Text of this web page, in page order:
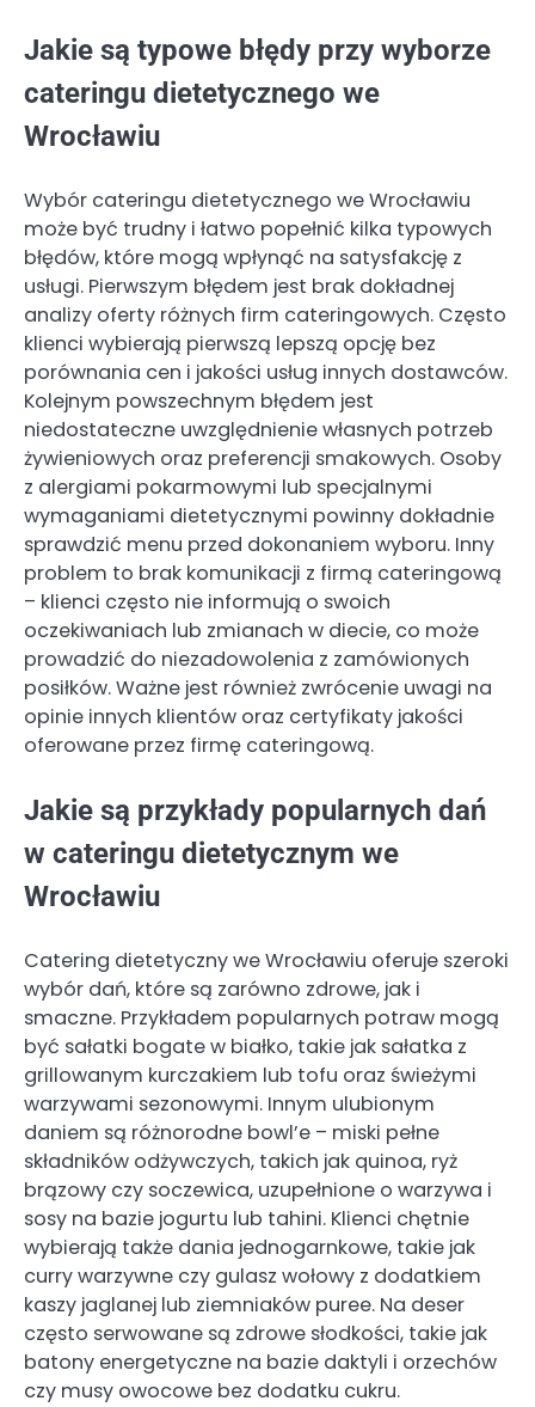
Jakie są typowe błędy przy wyborze
cateringu dietetycznego we
Wrocławiu
Wybór cateringu dietetycznego we Wrocławiu
może być trudny i łatwo popełnić kilka typowych
błędów, które mogą wpłynąć na satysfakcję z
usługi. Pierwszym błędem jest brak dokładnej
analizy oferty różnych firm cateringowych. Często
klienci wybierają pierwszą lepszą opcję bez
porównania cen i jakości usług innych dostawców.
Kolejnym powszechnym błędem jest
niedostateczne uwzględnienie własnych potrzeb
żywieniowych oraz preferencji smakowych. Osoby
z alergiami pokarmowymi lub specjalnymi
wymaganiami dietetycznymi powinny dokładnie
sprawdzić menu przed dokonaniem wyboru. Inny
problem to brak komunikacji z firmą cateringową
– klienci często nie informują o swoich
oczekiwaniach lub zmianach w diecie, co może
prowadzić do niezadowolenia z zamówionych
posiłków. Ważne jest również zwrócenie uwagi na
opinie innych klientów oraz certyfikaty jakości
oferowane przez firmę cateringową.
Jakie są przykłady popularnych dań
w cateringu dietetycznym we
Wrocławiu
Catering dietetyczny we Wrocławiu oferuje szeroki
wybór dań, które są zarówno zdrowe, jak i
smaczne. Przykładem popularnych potraw mogą
być sałatki bogate w białko, takie jak sałatka z
grillowanym kurczakiem lub tofu oraz świeżymi
warzywami sezonowymi. Innym ulubionym
daniem są różnorodne bowl’e – miski pełne
składników odżywczych, takich jak quinoa, ryż
brązowy czy soczewica, uzupełnione o warzywa i
sosy na bazie jogurtu lub tahini. Klienci chętnie
wybierają także dania jednogarnkowe, takie jak
curry warzywne czy gulasz wołowy z dodatkiem
kaszy jaglanej lub ziemniaków puree. Na deser
często serwowane są zdrowe słodkości, takie jak
batony energetyczne na bazie daktyli i orzechów
czy musy owocowe bez dodatku cukru.